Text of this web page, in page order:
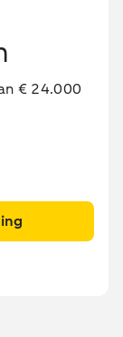
€ 24.000